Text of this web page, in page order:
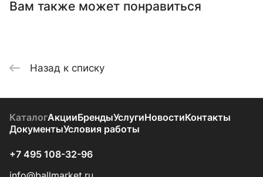
Вам также может понравиться
Назад к списку
КаталогАкцииБрендыУслугиНовостиКонтакты
ДокументыУсловия работы
+7 495 108-32-96